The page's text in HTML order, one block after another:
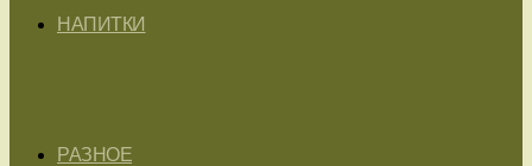
НАПИТКИ
РАЗНОЕ